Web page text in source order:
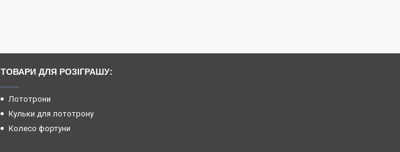
ТОВАРИ ДЛЯ РОЗІГРАШУ:
Лототрони
Кульки для лототрону
Колесо фортуни